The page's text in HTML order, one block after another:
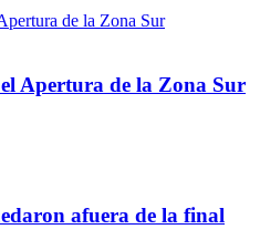
Apertura de la Zona Sur
afuera de la final